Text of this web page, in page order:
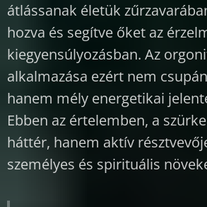
átlássanak életük
hozva és segítve őket az
kiegyensúlyozásban. Az
alkalmazása ezért nem
hanem mély energetikai
Ebben az értelemben, a
háttér, hanem aktív
személyes és spirituális